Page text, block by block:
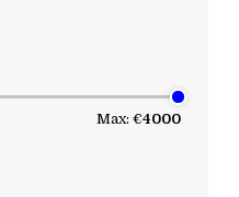
Max: €4000